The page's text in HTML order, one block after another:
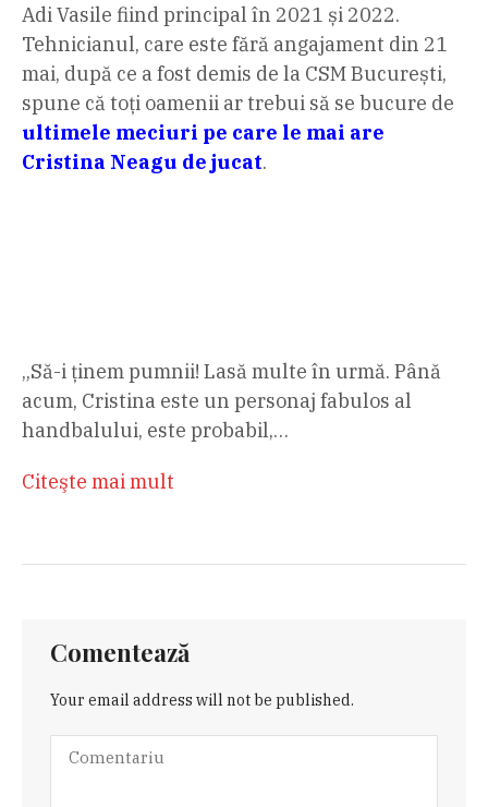
Adi Vasile fiind principal în 2021 și 2022.
Tehnicianul, care este fără angajament din 21
mai, după ce a fost demis de la CSM București,
spune că toți oamenii ar trebui să se bucure de
ultimele meciuri pe care le mai are
Cristina Neagu de jucat.
„Să-i ținem pumnii! Lasă multe în urmă. Până
acum, Cristina este un personaj fabulos al
handbalului, este probabil,…
Citeşte mai mult
Comentează
Your email address will not be published.